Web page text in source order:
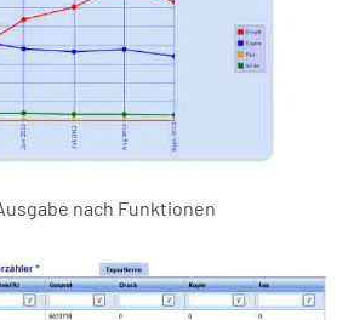
nach Funktionen